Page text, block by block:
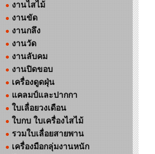
งานไสไม้
งานขัด
งานกลึง
งานวัด
งานลับคม
งานปิดขอบ
เครื่องดูดฝุ่น
แคลมป์และปากกา
ใบเลื่อยวงเดือน
ใบกบ ใบเครื่องไสไม้
รวมใบเลื่อยสายพาน
เครื่องมือกลุ่มงานหนัก